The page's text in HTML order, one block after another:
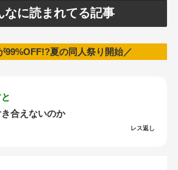
なに読まれてる記事
99%OFF!?夏の同人祭り開始／
合えないのか
レス返し